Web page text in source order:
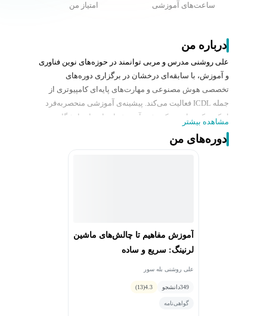
ساعت‌های آموزشی امتیاز من
درباره من
علی روشنی مدرس و مربی توانمند در حوزه‌های نوین فناوری
و آموزش، با سابقه‌ای درخشان در برگزاری دوره‌های
تخصصی هوش مصنوعی و مهارت‌های پایه‌ای کامپیوتری از
جمله ICDL فعالیت می‌کند. پیشینه‌ی آموزشی منحصربه‌فرد
او که ترکیبی از مدرک رشته آموزش ابتدایی از دانشگاه
فرهنگیان و تخصص در فناوری است، به او این توانایی را
بخشیده تا مفاهیم پیچیده‌ی دیجیتال را به زبانی ساده،
چالش‌های روزمره‌ی آنها در عصر دیجیتال استوار است.
مشاهده بیشتر
دوره‌های من
آموزش مفاهیم تا چالش‌های ماشین
لرنینگ: سریع و ساده
علی روشنی بله سور
349دانشجو 4.3
(13)
گواهی‌نامه